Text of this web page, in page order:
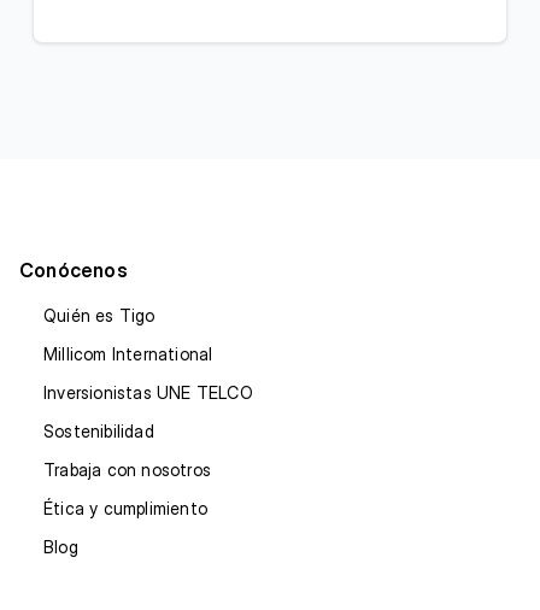
Conócenos
Quién es Tigo
Millicom International
Inversionistas UNE TELCO
Sostenibilidad
Trabaja con nosotros
Ética y cumplimiento
Blog